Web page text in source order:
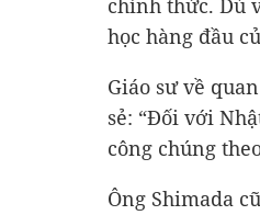
chính thức. Dù
học hàng đầu
Giáo sư về
sẻ: “Đối với
công chúng
Ông Shimada